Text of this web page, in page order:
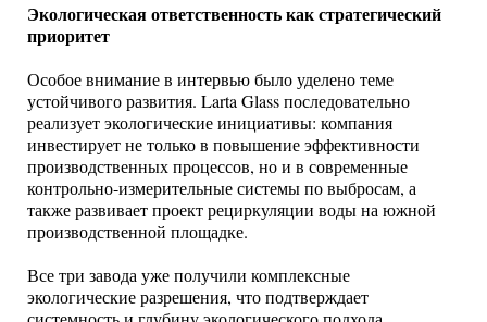
Экологическая ответственность как стратегический
приоритет
Особое внимание в интервью было уделено теме
устойчивого развития. Larta Glass последовательно
реализует экологические инициативы: компания
инвестирует не только в повышение эффективности
производственных процессов, но и в современные
контрольно-измерительные системы по выбросам, а
также развивает проект рециркуляции воды на южной
производственной площадке.
Все три завода уже получили комплексные
экологические разрешения, что подтверждает